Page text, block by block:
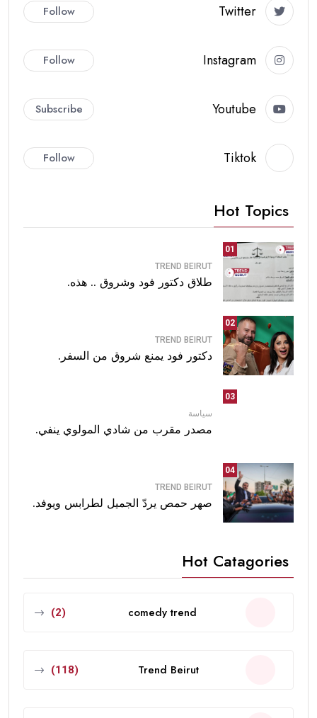
Twitter
Follow
Instagram
Follow
Youtube
Subscribe
Tiktok
Follow
Hot Topics
01
TREND BEIRUT
طلاق دكتور فود وشروق .. هذه.
02
TREND BEIRUT
دكتور فود يمنع شروق من السفر.
03
سياسة
مصدر مقرب من شادي المولوي ينفي.
04
TREND BEIRUT
صهر حمص يردّ الجميل لطرابس ويوفد.
Hot Catagories
comedy trend
(2)
Trend Beirut
(118)